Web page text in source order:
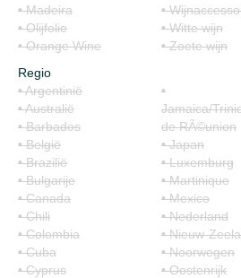
• Madeira
• Olijfolie
• Orange Wine
•
• Witte wijn
• Zoete wijn
Regio
• Argentinië
• Australië
• Barbados
• België
• Brazilië
• Bulgarije
• Canada
• Chili
• Colombia
• Cuba
• Cyprus
•
Jamaica/
de RÃ©union
• Japan
• Luxemburg
• Martinique
• Mexico
• Nederland
• Nieuw-
• Noorwegen
• Oostenrijk